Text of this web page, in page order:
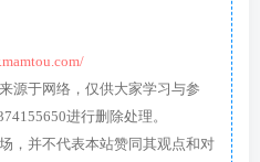
源于网络，仅供大家学习与参
进行删除处理。
，并不代表本站赞同其观点和对